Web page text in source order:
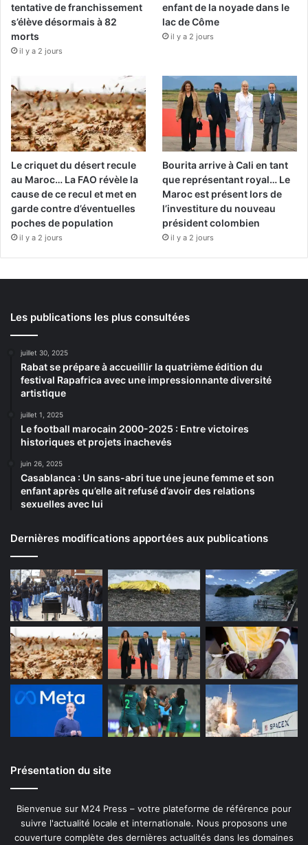
tentative de franchissement
s’élève désormais à 82
morts
il y a 2 jours
enfant de la noyade dans le
lac de Côme
il y a 2 jours
Le criquet du désert recule
au Maroc… La FAO révèle la
cause de ce recul et met en
garde contre d’éventuelles
poches de population
il y a 2 jours
Bourita arrive à Cali en tant
que représentant royal… Le
Maroc est présent lors de
l’investiture du nouveau
président colombien
il y a 2 jours
Les publications les plus consultées
juillet 30, 2025
Rabat se prépare à accueillir la quatrième édition du
festival Rapafrica avec une impressionnante diversité
artistique
juillet 1, 2025
Le football marocain 2000-2025 : Entre victoires
historiques et projets inachevés
juin 26, 2025
Casablanca : Un sans-abri tue une jeune femme et son
enfant après qu’elle ait refusé d’avoir des relations
sexuelles avec lui
Dernières modifications apportées aux publications
Présentation du site
Bienvenue sur M24 Press – votre plateforme de référence pour
suivre l'actualité locale et internationale. Nous proposons une
couverture complète des dernières actualités dans les domaines